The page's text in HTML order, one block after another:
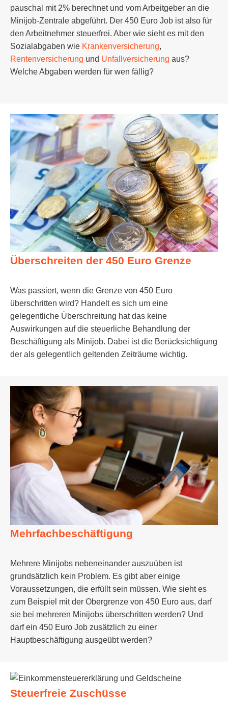
pauschal mit 2% berechnet und vom Arbeitgeber an die
Minijob-Zentrale abgeführt. Der 450 Euro Job ist also für
den Arbeitnehmer steuerfrei. Aber wie sieht es mit den
Sozialabgaben wie Krankenversicherung,
Rentenversicherung und Unfallversicherung aus?
Welche Abgaben werden für wen fällig?
Überschreiten der 450 Euro Grenze
Was passiert, wenn die Grenze von 450 Euro
überschritten wird? Handelt es sich um eine
gelegentliche Überschreitung hat das keine
Auswirkungen auf die steuerliche Behandlung der
Beschäftigung als Minijob. Dabei ist die Berücksichtigung
der als gelegentlich geltenden Zeiträume wichtig.
Mehrfachbeschäftigung
Mehrere Minijobs nebeneinander auszuüben ist
grundsätzlich kein Problem. Es gibt aber einige
Voraussetzungen, die erfüllt sein müssen. Wie sieht es
zum Beispiel mit der Obergrenze von 450 Euro aus, darf
sie bei mehreren Minijobs überschritten werden? Und
darf ein 450 Euro Job zusätzlich zu einer
Hauptbeschäftigung ausgeübt werden?
Steuerfreie Zuschüsse